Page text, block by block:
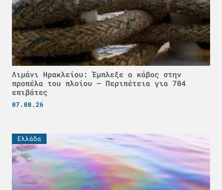
Λιμάνι Ηρακλείου: Έμπλεξε ο κάβος στην
προπέλα του πλοίου – Περιπέτεια για 704
επιβάτες
07.08.26
Ελλάδα